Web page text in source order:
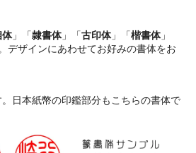
体」「隷書体」「古印体」「楷書体」
デザインにあわせてお好みの書体をお
日本紙幣の印鑑部分もこちらの書体で